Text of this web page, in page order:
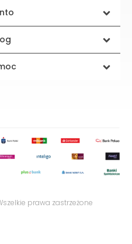
prawa zastrzeżone